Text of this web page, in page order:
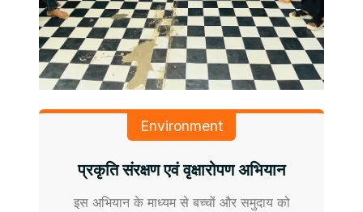
Environment
प्रकृति संरक्षण एवं वृक्षारोपण अभियान
इस अभियान के माध्यम से बच्चों और समुदाय को